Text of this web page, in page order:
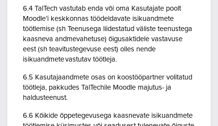
6.4 TalTech vastutab enda või oma Kasutajate poolt
Moodle’i keskkonnas töödeldavate isikuandmete
töötlemise (sh Teenusega liidestatud väliste teenustega
kaasneva andmevahetuse) õigusaktidele vastavuse
eest (sh teavitustegevuse eest) olles nende
isikuandmete vastutav töötleja.
6.5 Kasutajaandmete osas on koostööpartner volitatud
töötleja, pakkudes TalTechile Moodle majutus- ja
haldusteenust.
6.6 Kõikide õppetegevusega kaasnevate isikuandmete